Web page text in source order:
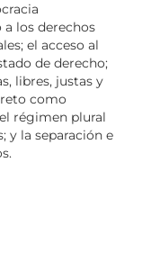
los derechos
el acceso al
de derecho;
libres, justas y
como
régimen plural
y la separación e